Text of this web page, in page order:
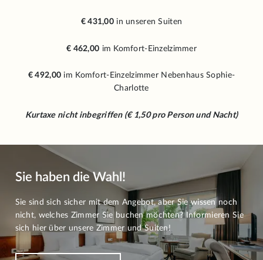
€ 431,00 in unseren Suiten
€ 462,00 im Komfort-Einzelzimmer
€ 492,00 im Komfort-Einzelzimmer Nebenhaus Sophie-
Charlotte
Kurtaxe nicht inbegriffen (€ 1,50 pro Person und Nacht)
Sie haben die Wahl!
Sie sind sich sicher mit dem Angebot, aber Sie wissen noch
nicht, welches Zimmer Sie buchen möchten? Informieren Sie
sich hier über unsere Zimmer und Suiten!